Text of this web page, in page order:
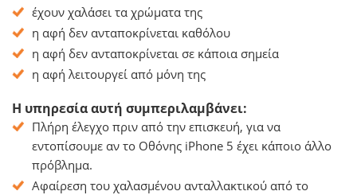
έχουν χαλάσει τα χρώματα της
η αφή δεν ανταποκρίνεται καθόλου
η αφή δεν ανταποκρίνεται σε κάποια σημεία
η αφή λειτουργεί από μόνη της
Η υπηρεσία αυτή συμπεριλαμβάνει:
Πλήρη έλεγχο πριν από την επισκευή, για να
εντοπίσουμε αν το Οθόνης iPhone 5 έχει κάποιο άλλο
πρόβλημα.
Αφαίρεση του χαλασμένου ανταλλακτικού από το